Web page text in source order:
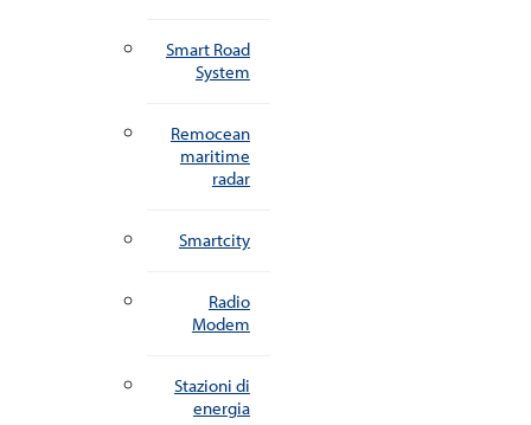
Smart Road
System
Remocean
maritime
radar
Smartcity
Radio
Modem
Stazioni di
energia